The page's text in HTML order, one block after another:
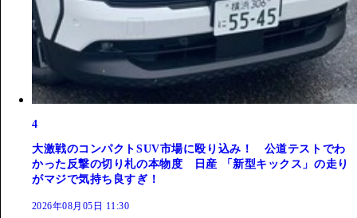
4
大激戦のコンパクトSUV市場に殴り込み！ 公道テストでわ
かった反撃の切り札の本物度 日産 「新型キックス」の走り
がマジで気持ち良すぎ！
2026年08月05日 11:30